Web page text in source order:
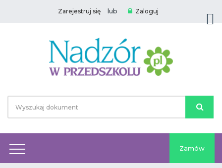
Zarejestruj się lub Zaloguj
Zamów